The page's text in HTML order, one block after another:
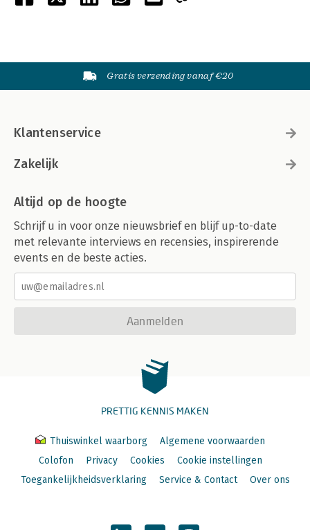
Gratis verzending vanaf €20
Klantenservice
Zakelijk
Altijd op de hoogte
Schrijf u in voor onze nieuwsbrief en blijf up-to-date
met relevante interviews en recensies, inspirerende
events en de beste acties.
Aanmelden
PRETTIG KENNIS MAKEN
Thuiswinkel waarborg
Algemene voorwaarden
Colofon
Privacy Cookies
Cookie instellingen
Toegankelijkheidsverklaring
Service & Contact Over ons